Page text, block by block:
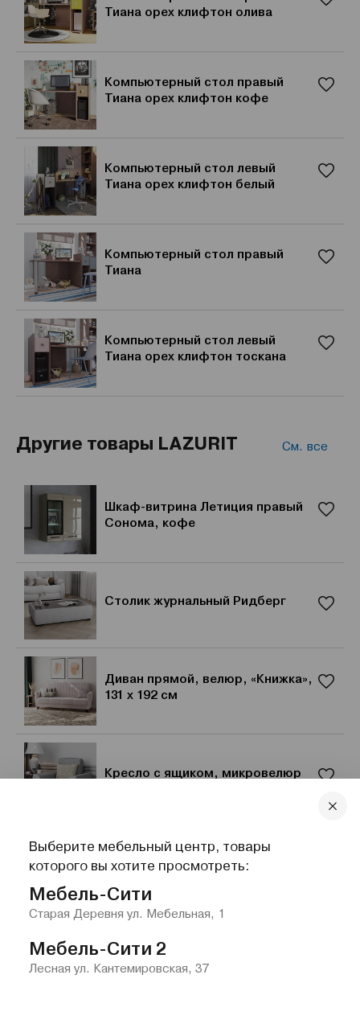
Тиана орех клифтон олива
Компьютерный стол правый
Тиана орех клифтон кофе
Компьютерный стол левый
Тиана орех клифтон белый
Компьютерный стол правый
Тиана
Компьютерный стол левый
Тиана орех клифтон тоскана
Другие товары LAZURIT См. все
Шкаф-витрина Летиция правый
Сонома, кофе
Столик журнальный Ридберг
Диван прямой, велюр, «Книжка»,
131 х 192 см
Кресло с ящиком, микровелюр
Выберите мебельный центр, товары
которого вы хотите просмотреть:
Мебель-Сити
Старая Деревня ул. Мебельная, 1
Мебель-Сити 2
Лесная ул. Кантемировская, 37